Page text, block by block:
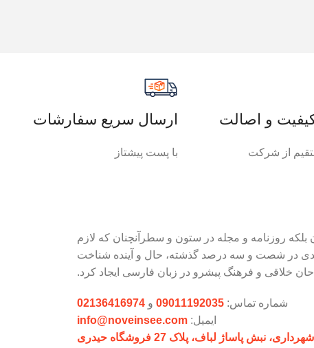
و اصالت
از شرکت
ارسال سریع سفارشات
با پست پیشتاز
روزنامه و مجله در ستون و سطرآنچنان که لازم
زیادی در شصت و سه درصد گذشته، حال و آینده شناخت
خلاقی و فرهنگ پیشرو در زبان فارسی ایجاد کرد.
شماره تماس: 09011192035 و 02136416974
ایمیل: info@noveinsee.com
پاساژ لباف، پلاک 27 فروشگاه حیدری